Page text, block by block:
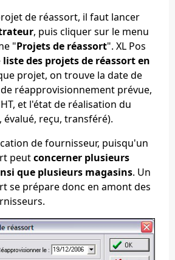
de réassort, il faut lancer
, puis cliquer sur le menu
"Projets de réassort". XL Pos
liste des projets de réassort en
projet, on trouve la date de
réapprovisionnement prévue,
et l'état de réalisation du
reçu, transféré).
de fournisseur, puisqu'un
peutconcerner plusieurs
que plusieurs magasins. Un
se prépare donc en amont des